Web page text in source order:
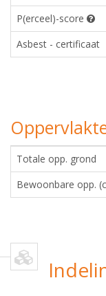
P(erceel)-score
Asbest - certificaat
Totale opp. grond
Bewoonbare opp.